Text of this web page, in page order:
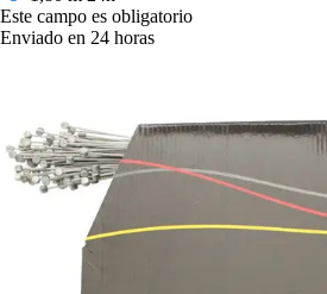
Este campo es obligatorio
Enviado en 24 horas